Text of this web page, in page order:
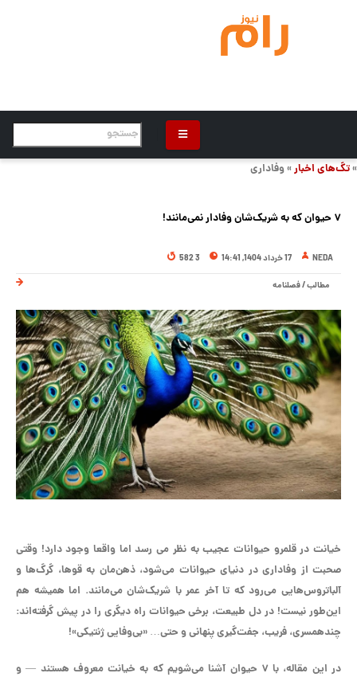
»تگ‌های اخبار» وفاداری
۷ حیوان که به شریک‌شان وفادار نمی‌مانند!
NEDA 17 خرداد 1404, 14:41 3 582
مطالب/فصلنامه
خیانت در قلمرو حیوانات عجیب به نظر می رسد اما واقعا وجود دارد! وقتی
صحبت از وفاداری در دنیای حیوانات می‌شود، ذهن‌مان به قوها، گرگ‌ها و
آلباتروس‌هایی می‌رود که تا آخر عمر با شریک‌شان می‌مانند. اما همیشه هم
این‌طور نیست! در دل طبیعت، برخی حیوانات راه دیگری را در پیش گرفته‌اند:
چندهمسری، فریب، جفت‌گیری پنهانی و حتی… «بی‌وفایی ژنتیکی»!
در این مقاله، با ۷ حیوان آشنا می‌شویم که به خیانت معروف هستند — و